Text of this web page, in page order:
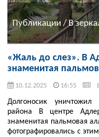
Публикации / В
«Жаль до слез». В
знаменитая
10.12.2025 16:55
Долгоносик уничтожил
района В центре
знаменитая пальмовая
фотографировались с